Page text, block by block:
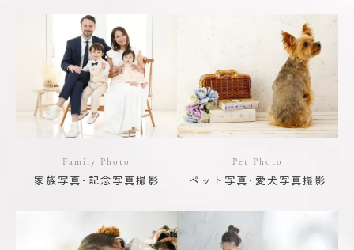
Family Photo
家族写真･記念写真撮影
Pet Photo
ペット写真･愛犬写真撮影